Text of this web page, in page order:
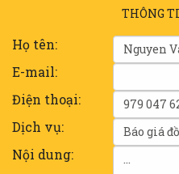
THÔNG
Họ tên:
E-mail:
Điện thoại:
Dịch vụ:
Nội dung: